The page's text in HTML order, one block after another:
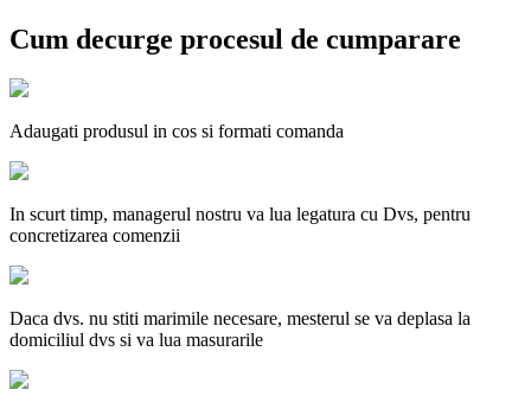
Cum decurge procesul de cumparare
Adaugati produsul in cos si formati comanda
In scurt timp, managerul nostru va lua legatura cu Dvs, pentru
concretizarea comenzii
Daca dvs. nu stiti marimile necesare, mesterul se va deplasa la
domiciliul dvs si va lua masurarile